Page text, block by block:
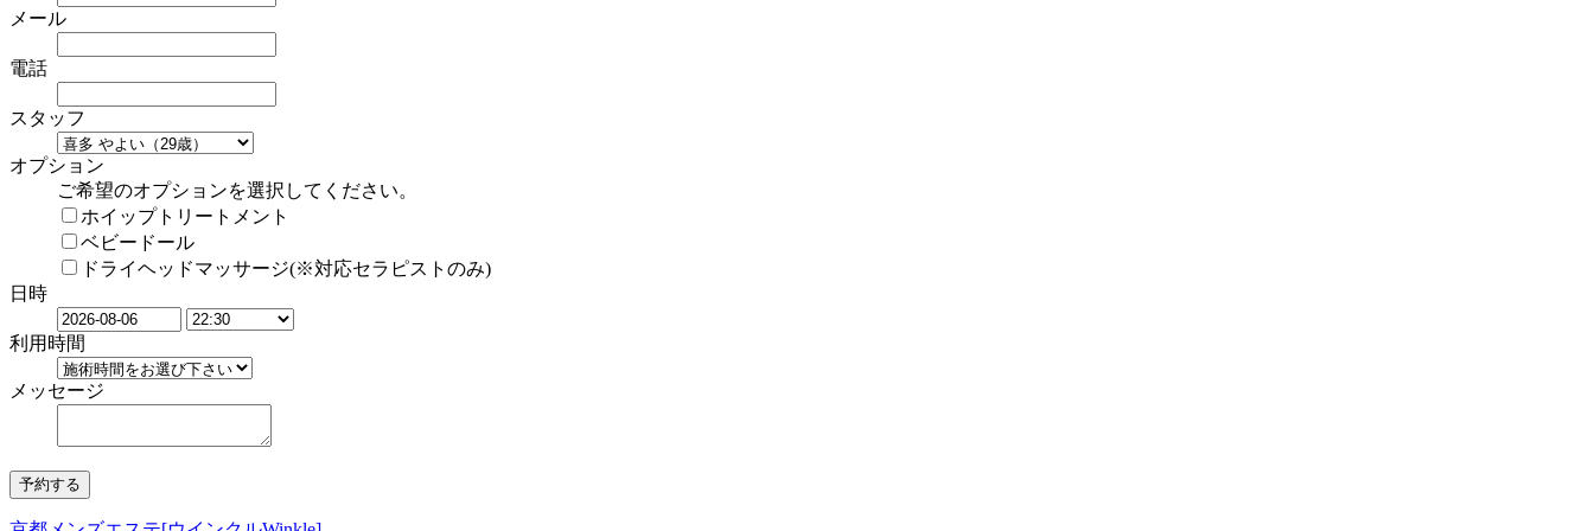
メール
電話
スタッフ
オプション
ご希望のオプションを選択してください。
ホイップトリートメント
ベビードール
ドライヘッドマッサージ(※対応セラピストのみ)
日時
利用時間
メッセージ